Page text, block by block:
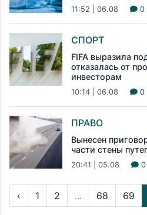
11:52 | 06.08 0
СПОРТ
FIFA выразила
отказалась от
инвесторам
10:14 | 06.08 0
ПРАВО
Вынесен
части стены
20:41 | 05.08 0
‹ 1 2 ... 68 69